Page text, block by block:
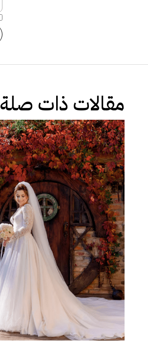
مقالات ذات صلة